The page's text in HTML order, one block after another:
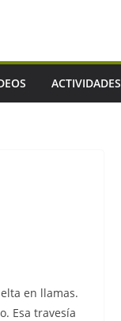
ACTIVIDADES
en llamas.
Esa travesía